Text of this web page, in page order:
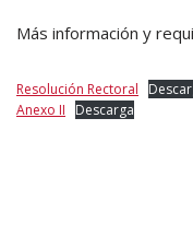
Más información y
Resolución Rectoral
Anexo II
Descarga